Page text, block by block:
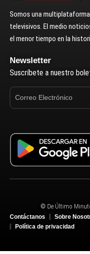
Somos una
televisivos. El medio
el menor tiempo en la
Newsletter
Suscríbete a nuestro
© De Último
Contáctanos
Sobre
Política de privacidad